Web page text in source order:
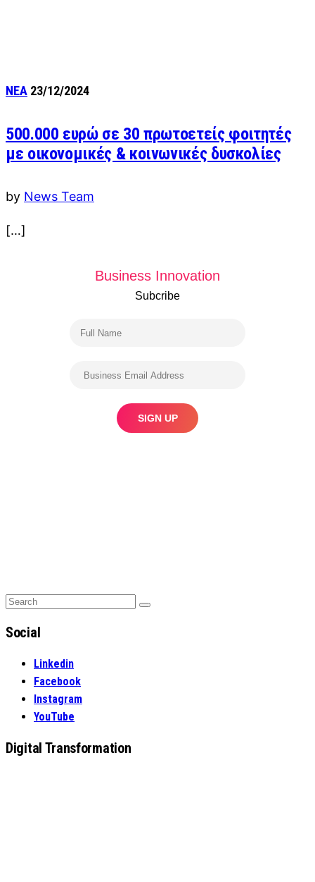
ΝΕΑ 23/12/2024
500.000 ευρώ σε 30 πρωτοετείς φοιτητές
με οικονομικές & κοινωνικές δυσκολίες
by News Team
[…]
Business Innovation
Subcribe
Search
Search
Social
Linkedin
Facebook
Instagram
YouTube
Digital Transformation